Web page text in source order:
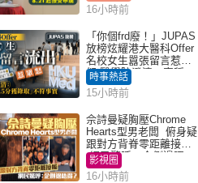
16小時前
「你個frd廢！」JUPAS
放榜炫耀港大醫科Offer
名校女生囂張留言惹眾
怒 醫學院澄清：宣稱
「40.5分獲錄取」不符事
實｜Juicy叮
時事熱話
15小時前
佘詩曼疑胸壓Chrome
Hearts型男老闆 俯身疑
跟對方背脊零距離接觸
網民驚呼：企側邊唔
得？
影視圈
16小時前